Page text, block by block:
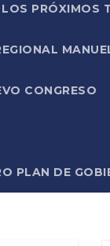
PRÓXIMOS
CONGRESO
PLAN DE